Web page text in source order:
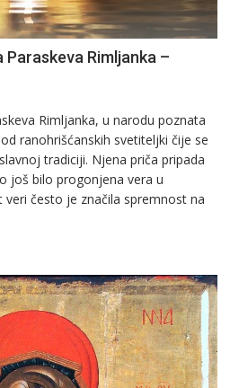
Rimljanka –
Rimljanka, u narodu poznata
ranohrišćanskih svetiteljki čije se
tradiciji. Njena priča pripada
još bilo progonjena vera u
često je značila spremnost na